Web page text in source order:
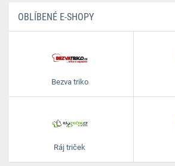
OBLÍBENÉ E-SHOPY
Bezva triko
Ráj triček